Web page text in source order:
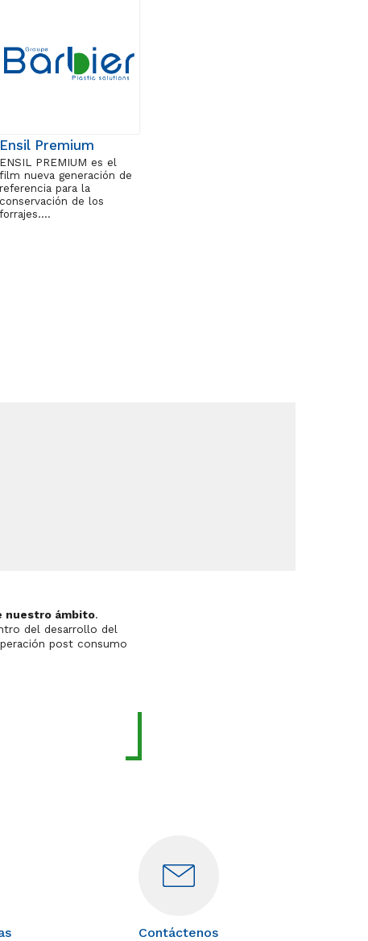
Ensil Premium
ENSIL PREMIUM es el
film nueva generación de
referencia para la
conservación de los
forrajes….
nuestro ámbito.
del
post consumo
Contáctenos